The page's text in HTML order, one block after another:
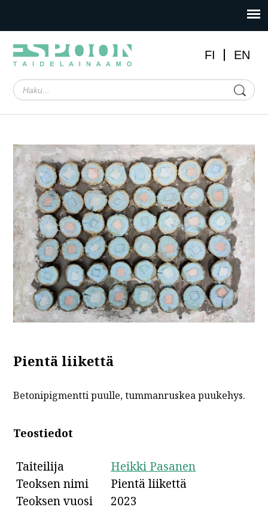
FI EN
Pientä liikettä
Betonipigmentti puulle, tummanruskea puukehys.
Teostiedot
Taiteilija
Heikki Pasanen
Teoksen nimi
Pientä liikettä
Teoksen vuosi
2023